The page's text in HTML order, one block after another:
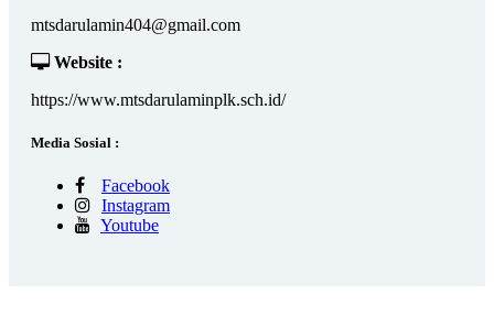
mtsdarulamin404@gmail.com
Website :
https://www.mtsdarulaminplk.sch.id/
Media Sosial :
Facebook
Instagram
Youtube